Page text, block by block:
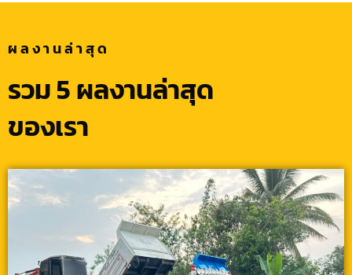
ผลงานล่าสุด
รวม 5 ผลงานล่าสุด
ของเรา